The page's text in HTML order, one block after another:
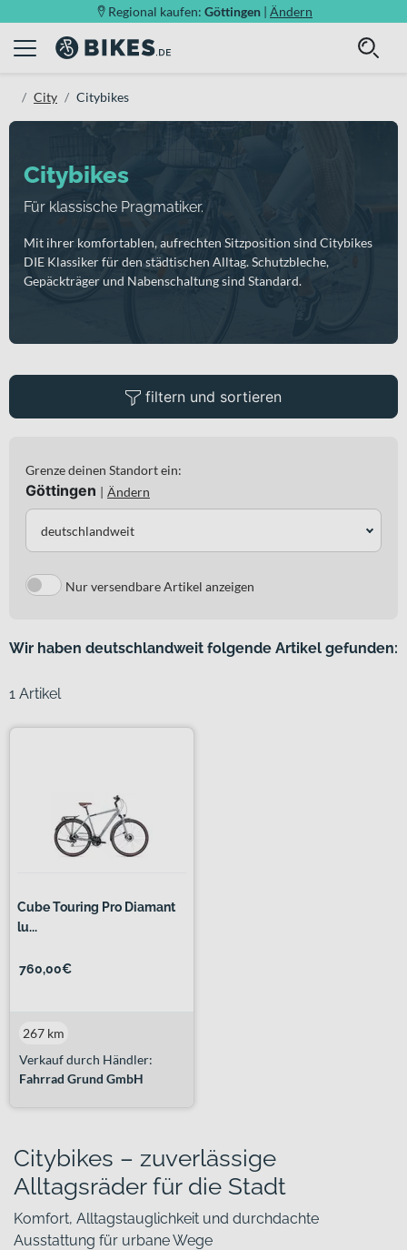
Regional kaufen: Göttingen | Ändern
City Citybikes
Citybikes
Für klassische Pragmatiker.
Mit ihrer komfortablen, aufrechten Sitzposition sind Citybikes
DIE Klassiker für den städtischen Alltag. Schutzbleche,
Gepäckträger und Nabenschaltung sind Standard.
filtern und sortieren
Grenze deinen Standort ein:
Göttingen | Ändern
deutschlandweit
Nur versendbare Artikel anzeigen
Wir haben deutschlandweit folgende Artikel gefunden:
1 Artikel
Cube Touring Pro Diamant
lu...
760,00€
Verkauf durch Händler:
Fahrrad Grund GmbH
267 km
Citybikes – zuverlässige
Alltagsräder für die Stadt
Komfort, Alltagstauglichkeit und durchdachte
Ausstattung für urbane Wege